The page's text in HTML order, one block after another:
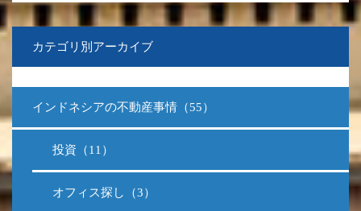
カテゴリ別アーカイブ
インドネシアの不動産事情（55）
投資（11）
オフィス探し（3）